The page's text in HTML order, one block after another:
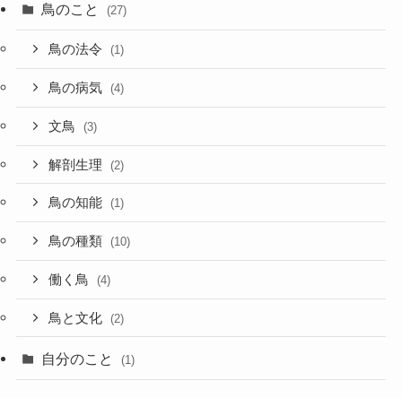
鳥のこと (27)
鳥の法令 (1)
鳥の病気 (4)
文鳥 (3)
解剖生理 (2)
鳥の知能 (1)
鳥の種類 (10)
働く鳥 (4)
鳥と文化 (2)
自分のこと (1)